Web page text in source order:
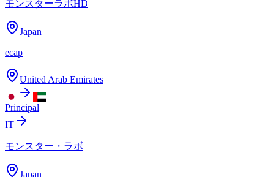
モンスターラボHD
Japan
ecap
United Arab Emirates
Principal
IT
モンスター・ラボ
Japan